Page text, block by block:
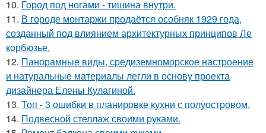
10. Город под ногами - тишина внутри.
11. В городе монтаржи продаётся особняк 1929 года,
созданный под влиянием архитектурных принципов Ле
корбюзье.
12. Панорамные виды, средиземноморское настроение
и натуральные материалы легли в основу проекта
дизайнера Елены Кулагиной.
13. Топ - 3 ошибки в планировке кухни с полуостровом.
14. Подвесной стеллаж своими руками.